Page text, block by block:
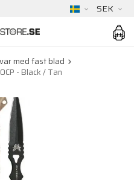
SEK
med fast blad
- Black / Tan